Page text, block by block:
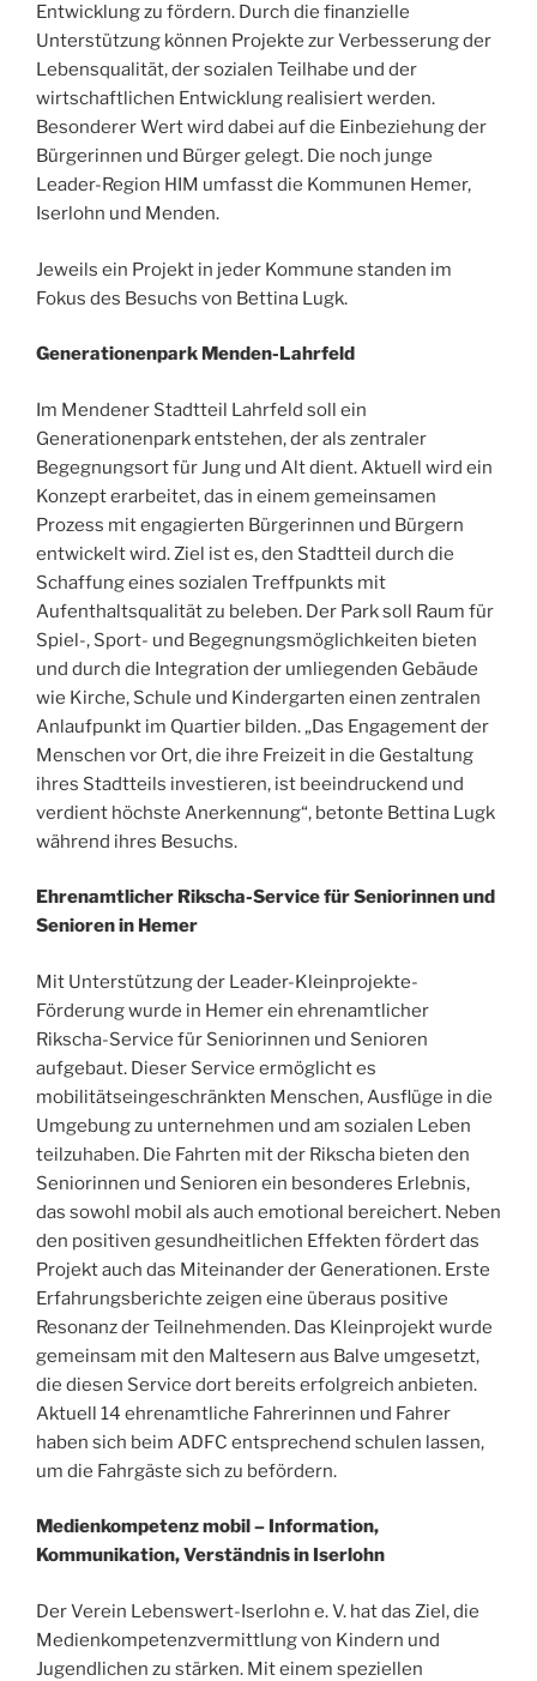
Entwicklung zu fördern. Durch die finanzielle
Unterstützung können Projekte zur Verbesserung der
Lebensqualität, der sozialen Teilhabe und der
wirtschaftlichen Entwicklung realisiert werden.
Besonderer Wert wird dabei auf die Einbeziehung der
Bürgerinnen und Bürger gelegt. Die noch junge
Leader-Region HIM umfasst die Kommunen Hemer,
Iserlohn und Menden.
Jeweils ein Projekt in jeder Kommune standen im
Fokus des Besuchs von Bettina Lugk.
Generationenpark Menden-Lahrfeld
Im Mendener Stadtteil Lahrfeld soll ein
Generationenpark entstehen, der als zentraler
Begegnungsort für Jung und Alt dient. Aktuell wird ein
Konzept erarbeitet, das in einem gemeinsamen
Prozess mit engagierten Bürgerinnen und Bürgern
entwickelt wird. Ziel ist es, den Stadtteil durch die
Schaffung eines sozialen Treffpunkts mit
Aufenthaltsqualität zu beleben. Der Park soll Raum für
Spiel-, Sport- und Begegnungsmöglichkeiten bieten
und durch die Integration der umliegenden Gebäude
wie Kirche, Schule und Kindergarten einen zentralen
Anlaufpunkt im Quartier bilden. „Das Engagement der
Menschen vor Ort, die ihre Freizeit in die Gestaltung
ihres Stadtteils investieren, ist beeindruckend und
verdient höchste Anerkennung“, betonte Bettina Lugk
während ihres Besuchs.
Ehrenamtlicher Rikscha-Service für Seniorinnen und
Senioren in Hemer
Mit Unterstützung der Leader-Kleinprojekte-
Förderung wurde in Hemer ein ehrenamtlicher
Rikscha-Service für Seniorinnen und Senioren
aufgebaut. Dieser Service ermöglicht es
mobilitätseingeschränkten Menschen, Ausflüge in die
Umgebung zu unternehmen und am sozialen Leben
teilzuhaben. Die Fahrten mit der Rikscha bieten den
Seniorinnen und Senioren ein besonderes Erlebnis,
das sowohl mobil als auch emotional bereichert. Neben
den positiven gesundheitlichen Effekten fördert das
Projekt auch das Miteinander der Generationen. Erste
Erfahrungsberichte zeigen eine überaus positive
Resonanz der Teilnehmenden. Das Kleinprojekt wurde
gemeinsam mit den Maltesern aus Balve umgesetzt,
die diesen Service dort bereits erfolgreich anbieten.
Aktuell 14 ehrenamtliche Fahrerinnen und Fahrer
haben sich beim ADFC entsprechend schulen lassen,
um die Fahrgäste sich zu befördern.
Medienkompetenz mobil – Information,
Kommunikation, Verständnis in Iserlohn
Der Verein Lebenswert-Iserlohn e. V. hat das Ziel, die
Medienkompetenzvermittlung von Kindern und
Jugendlichen zu stärken. Mit einem speziellen